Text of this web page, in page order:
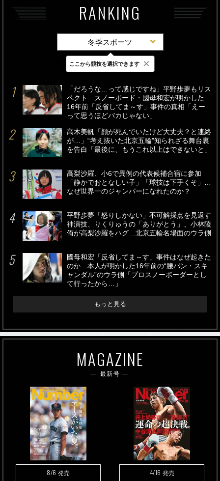
RANKING
冬季スポーツ
最新 24時間 週間
「だろうな…って感じですね」平野歩夢もリス
ペクト…スノーボード・國母和宏が明かした
16年前「反省してま～す」事件の真相「えー
って思うほどバカじゃない」
高木美帆「顔が死んでいたけど大丈夫？と連絡
が…」“考え抜いた北京五輪”知られざる舞台裏
を告白「最後に、もうこれ以上はできないと」
高梨沙羅、小6で異例の代表候補合宿に参加
「静かでおとなしい子」「球技は下手くそ」…
なぜ世界一のジャンパーになれたのか？
平野歩夢「怒りしかない」不可解採点を見返す
神演技、りくりゅうの「ありがとう」、小林陵
侑が高梨沙羅をハグ…北京五輪名場面のウラ側
國母和宏「反省してま～す」事件はなぜ起きた
のか…本人が明かした16年前の“腰パン・スキ
ャンダル”のウラ側「プロスノーボーダーとし
て行ったから…」
もっと見る
MAGAZINE
最新号
8/6 発売 4/16 発売
ここから競技を選択できます ×